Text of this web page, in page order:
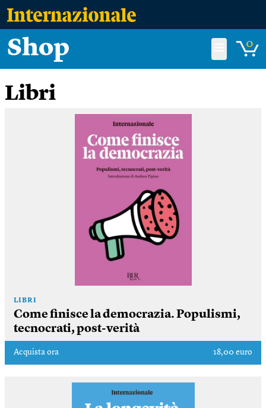
Shop 0
Libri
LIBRI
Come finisce la democrazia. Populismi,
tecnocrati, post-verità
Acquista ora 18,00 euro